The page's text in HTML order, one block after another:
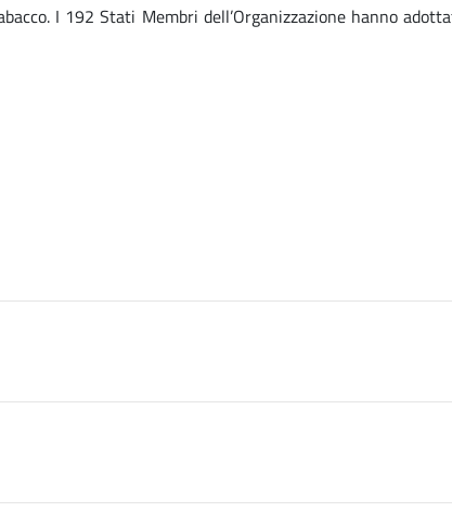
I 192 Stati Membri dell’Organizzazione hanno